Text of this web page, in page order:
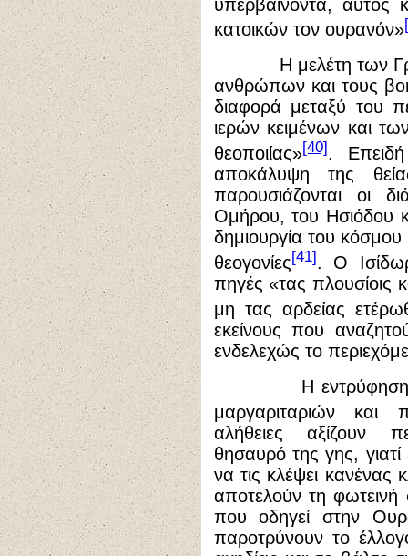
υπερβαίνοντα, αυτός
κατοικών τον ουρανόν»
Η μελέτη των
ανθρώπων και τους
διαφορά μεταξύ του
ιερών κειμένων και
θεοποιίας»[40] .
αποκάλυψη της
παρουσιάζονται οι
Ομήρου, του Ησιόδου
δημιουργία του
θεογονίες[41] . Ο
πηγές «τας πλουσίοις
μη τας αρδείας
εκείνους που
ενδελεχώς το
Η εντρύφηση στις
μαργαριταριών και
αλήθειες αξίζουν
θησαυρό της γης,
να τις κλέψει κανένας
αποτελούν τη
που οδηγεί στην
παροτρύνουν το